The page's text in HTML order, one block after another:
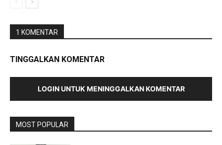
1 KOMENTAR
TINGGALKAN KOMENTAR
LOGIN UNTUK MENINGGALKAN KOMENTAR
MOST POPULAR